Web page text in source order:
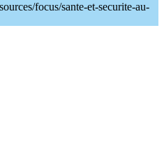
focus/sante-et-securite-au-